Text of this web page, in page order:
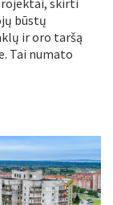
būstų
ir oro taršą
Tai numato